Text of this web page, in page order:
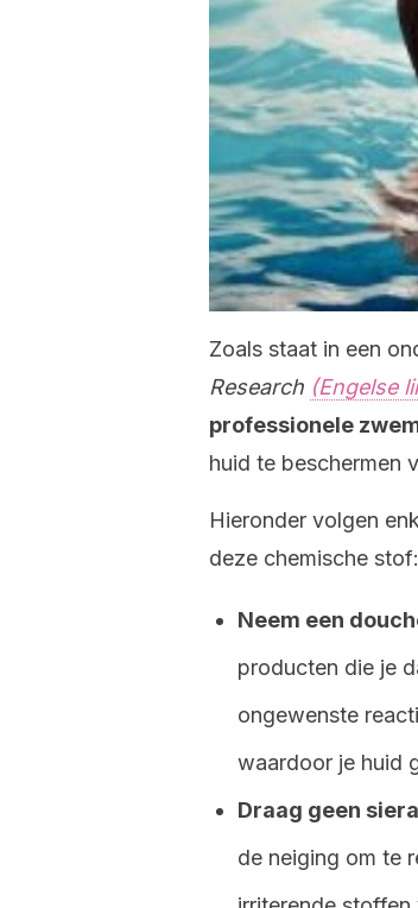
Zoals staat in een
Research (Engelse
professionele
huid te beschermen
Hieronder volgen
deze chemische stof:
Neem een
producten die je
ongewenste
waardoor je huid
Draag geen
de neiging om te